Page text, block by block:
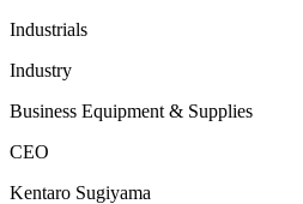
Industrials
Industry
Business Equipment & Supplies
CEO
Kentaro Sugiyama